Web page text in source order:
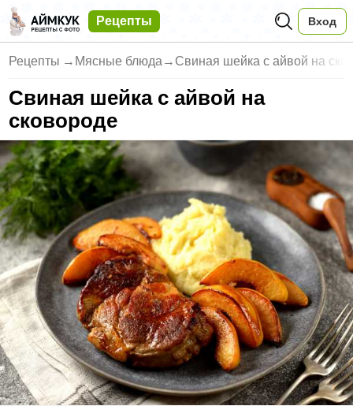
Рецепты Вход
Рецепты → Мясные блюда → Свиная шейка с айвой на
Свиная шейка с айвой на
сковороде